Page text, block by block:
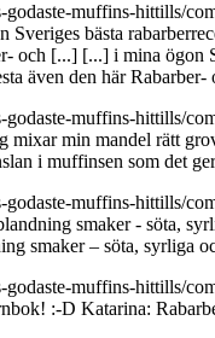
muffins-hittills/
Sveriges bästa
och [...] [...] i mina ögon
även den här Rabarber-
muffins-hittills/
mixar min mandel rätt
i muffinsen som det
muffins-hittills/
smaker - söta,
smaker – söta, syrliga
muffins-hittills/
:-D Katarina: